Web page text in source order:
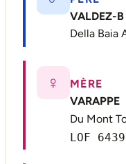
VALDEZ-B
Della Baia
♀
MÈRE
VARAPPE
Du Mont
LOF